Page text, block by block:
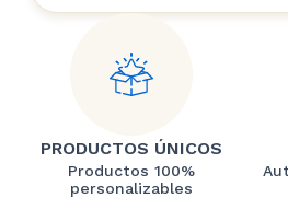
PRODUCTOS ÚNICOS
Productos 100%
personalizables